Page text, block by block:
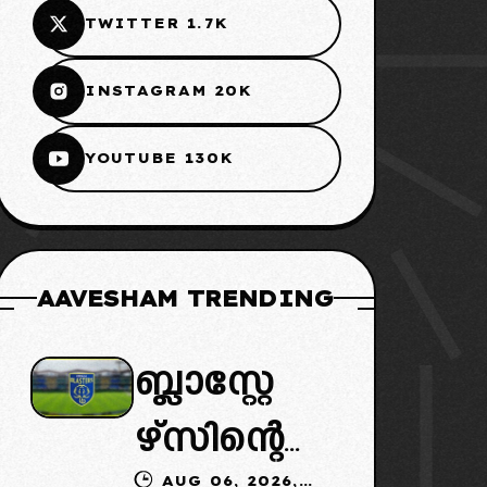
TWITTER 1.7K
INSTAGRAM 20K
YOUTUBE 130K
AAVESHAM TRENDING
ബ്ലാസ്റ്റേ
ഴ്സിന്റെ
AUG 06, 2026,